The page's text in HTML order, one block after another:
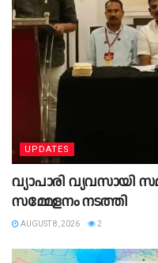
UPDATES
വ്യാപാരി വ്യവസായി
സമ്മേളനം നടത്തി
AUGUST 8, 2026 2